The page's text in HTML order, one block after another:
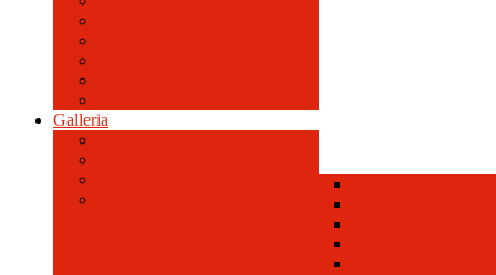
Galleria